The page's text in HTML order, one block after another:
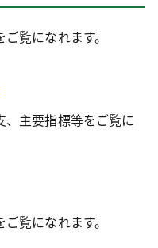
覧になれます。
、主要指標等をご覧に
覧になれます。